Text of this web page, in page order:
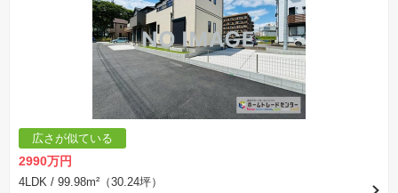
広さが似ている
2990万円
4LDK / 99.98m²（30.24坪）